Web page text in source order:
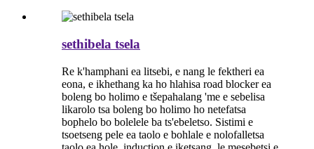
sethibela tsela
Re k'hamphani ea litsebi, e nang le fektheri ea
eona, e ikhethang ka ho hlahisa road blocker ea
boleng bo holimo e tšepahalang 'me e sebelisa
likarolo tsa boleng bo holimo ho netefatsa
bophelo bo bolelele ba ts'ebeletso. Sistimi e
tsoetseng pele ea taolo e bohlale e nolofalletsa